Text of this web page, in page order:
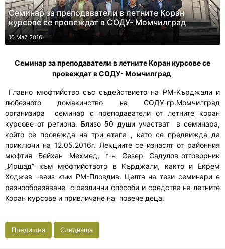
Семинар за преподаватели в летните Коран
курсове се провеждат в СОДУ- Момчилград
10 Май 2016
Семинар за преподаватели в летните Коран курсове се
провеждат в СОДУ- Момчилград
Главно мюфтийство със съдействието на РМ-Кърджали и
любезното домакинство на СОДУ-гр.Момчилград
организира
семинар с преподаватели от летните коран
курсове от региона. Близо 50 души участват
в семинара,
който се провежда на три етапа , като се предвижда да
приключи на 12.05.2016г. Лекциите се изнасят от районния
мюфтия Бейхан Мехмед, г-н Сезер Садулов-отговорник
„Иршад” към мюфтийството в Кърджали, както и Екрем
Ходжев –ваиз към РМ-Пловдив. Целта на тези семинари е
разнообразяване с различни способи и средства на летните
Коран курсове и привличане на повече деца.
Предишна Следваща